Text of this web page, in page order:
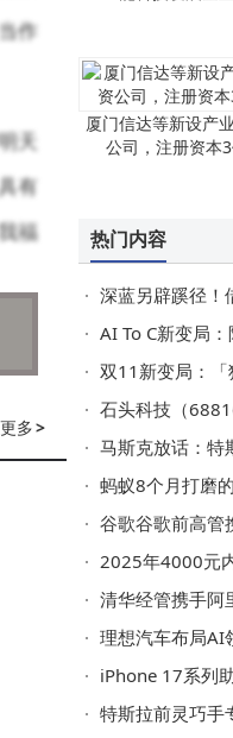
作
天
有
福
出
更多>
厦门信达等新设产
公司，注册资本
热门内容
深蓝另辟蹊径！借“国资
AI To C新变局：阿里
双11新变局：「猫抖狗」
石头科技（688169）2025年临
马斯克放话：特斯拉AI芯
蚂蚁8个月打磨的“灵光”上
谷歌谷歌前高管携手创
2025年4000元内中端机怎
清华经管携手阿里云
理想汽车布局AI领域再
iPhone 17系列助力苹果
特斯拉前灵巧手专家卢泽宇